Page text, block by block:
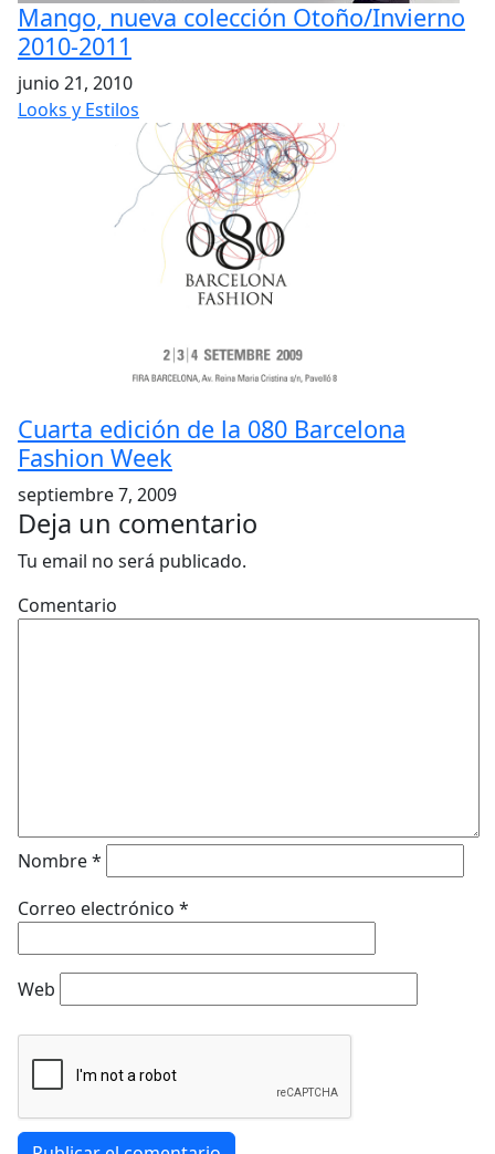
Mango, nueva colección Otoño/Invierno
2010-2011
junio 21, 2010
Looks y Estilos
Cuarta edición de la 080 Barcelona
Fashion Week
septiembre 7, 2009
Deja un comentario
Tu email no será publicado.
Comentario
Nombre*
Correo electrónico *
Web